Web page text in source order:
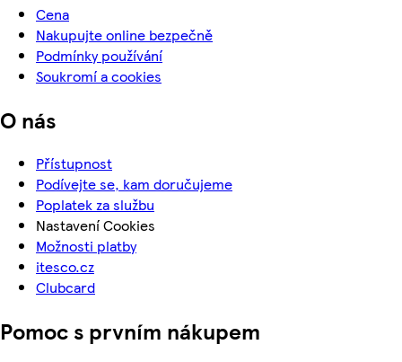
Cena
Nakupujte online bezpečně
Podmínky používání
Soukromí a cookies
O nás
Přístupnost
Podívejte se, kam doručujeme
Poplatek za službu
Nastavení Cookies
Možnosti platby
itesco.cz
Clubcard
Pomoc s prvním nákupem